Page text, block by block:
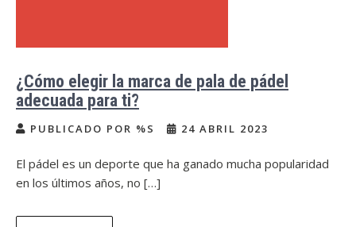
¿Cómo elegir la marca de pala de pádel
adecuada para ti?
PUBLICADO POR %S 24 ABRIL 2023
El pádel es un deporte que ha ganado mucha popularidad
en los últimos años, no […]